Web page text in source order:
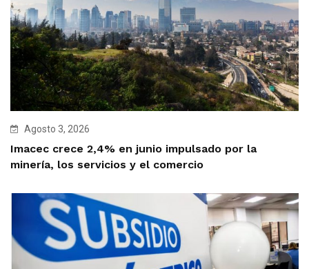
Agosto 3, 2026
Imacec crece 2,4% en junio impulsado por la
minería, los servicios y el comercio